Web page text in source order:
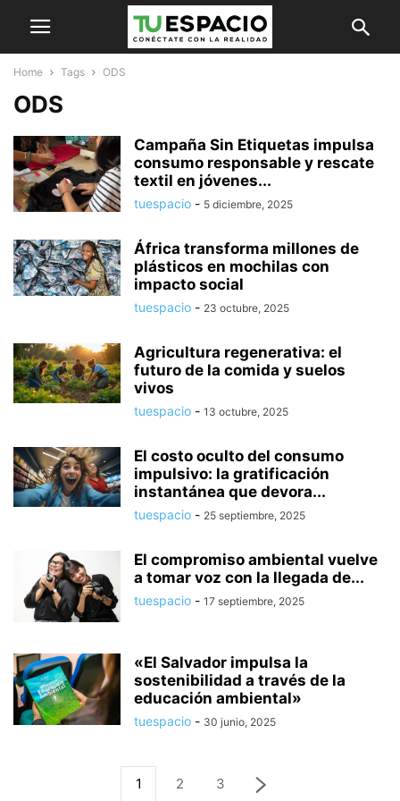
Home Tags ODS
ODS
Campaña Sin Etiquetas impulsa
consumo responsable y rescate
textil en jóvenes...
tuespacio - 5 diciembre, 2025
África transforma millones de
plásticos en mochilas con
impacto social
tuespacio - 23 octubre, 2025
Agricultura regenerativa: el
futuro de la comida y suelos
vivos
tuespacio - 13 octubre, 2025
El costo oculto del consumo
impulsivo: la gratificación
instantánea que devora...
tuespacio - 25 septiembre, 2025
El compromiso ambiental vuelve
a tomar voz con la llegada de...
tuespacio - 17 septiembre, 2025
«El Salvador impulsa la
sostenibilidad a través de la
educación ambiental»
tuespacio - 30 junio, 2025
1 2 3